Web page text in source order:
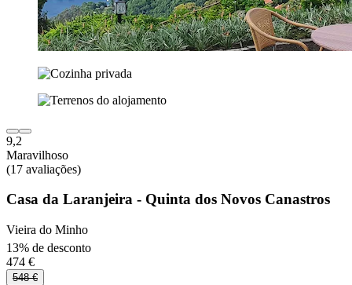
9,2
Maravilhoso
(17 avaliações)
Casa da Laranjeira - Quinta dos Novos Canastros
Vieira do Minho
13% de desconto
474 €
548 €